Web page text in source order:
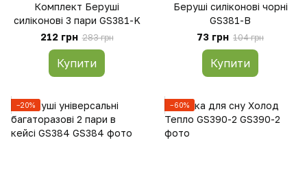
Комплект Беруші
силіконові 3 пари GS381-K
212 грн 283 грн
Купити
Беруші силіконові чорні
GS381-B
73 грн 104 грн
Купити
−20% −60%